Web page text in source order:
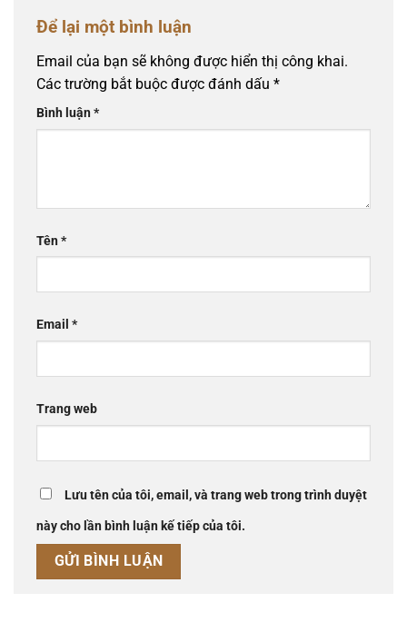
Để lại một bình luận
Email của bạn sẽ không được hiển thị công khai.
Các trường bắt buộc được đánh dấu *
Bình luận*
Tên*
Email *
Trang web
Lưu tên của tôi, email, và trang web trong trình duyệt
này cho lần bình luận kế tiếp của tôi.